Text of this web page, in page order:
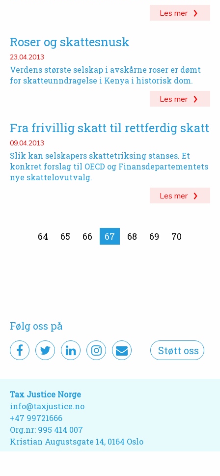
Les mer
Roser og skattesnusk
23.04.2013
Verdens største selskap i avskårne roser er dømt
for skatteunndragelse i Kenya i historisk dom.
Les mer
Fra frivillig skatt til rettferdig skatt
09.04.2013
Slik kan selskapers skattetriksing stanses. Et
konkret forslag til OECD og Finansdepartementets
nye skattelovutvalg.
Les mer
64 65 66 Side
67 68 69 70
Følg oss på
Støtt oss
Tax Justice Norge
info@taxjustice.no
+47 99721666‬
Org.nr: 995 414 007
Kristian Augustsgate 14, 0164 Oslo